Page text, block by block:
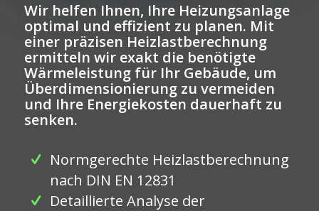
Wir helfen Ihnen, Ihre Heizungsanlage
optimal und effizient zu planen. Mit
einer präzisen Heizlastberechnung
ermitteln wir exakt die benötigte
Wärmeleistung für Ihr Gebäude, um
Überdimensionierung zu vermeiden
und Ihre Energiekosten dauerhaft zu
senken.
Normgerechte Heizlastberechnung
nach DIN EN 12831
Detaillierte Analyse der